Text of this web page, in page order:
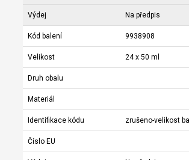
Výdej Na předpis
Kód balení 9938908
Velikost 24 x 50 ml
Druh obalu
Materiál
Identifikace kódu zrušeno-velikost
Číslo EU